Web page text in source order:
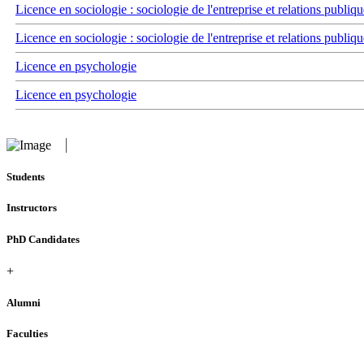
Licence en sociologie : sociologie de l'entreprise et relations
Licence en sociologie : sociologie de l'entreprise et relations
Licence en psychologie
Licence en psychologie
Students
Instructors
PhD Candidates
+
Alumni
Faculties